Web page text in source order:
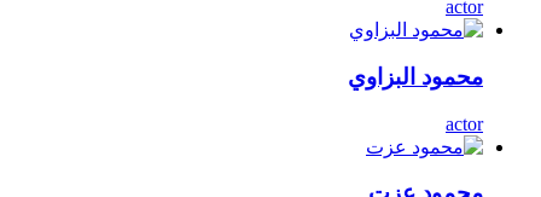
actor
محمود البزاوي
actor